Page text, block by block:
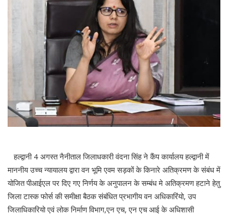
हल्द्वानी 4 अगस्त नैनीताल जिलाधकारी वंदना सिंह ने कैंप कार्यालय हल्द्वानी में
माननीय उच्च न्यायालय द्वारा वन भूमि एवम सड़कों के किनारे अतिक्रमण के संबंध में
योजित पीआईएल पर दिए गए निर्णय के अनुपालन के सम्बंध मे अतिक्रमण हटाने हेतु
जिला टास्क फोर्स की समीक्षा बैठक संबंधित प्रभागीय वन अधिकारिंयो, उप
जिलाधिकारियो एवं लोक निर्माण विभाग,एन एच, एन एच आई के अधिशासी